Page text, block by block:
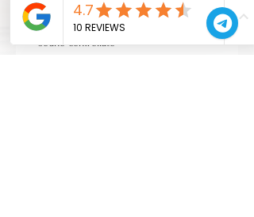
standard die cast
- finitura cromata - 3mm die cast
- souno controllato